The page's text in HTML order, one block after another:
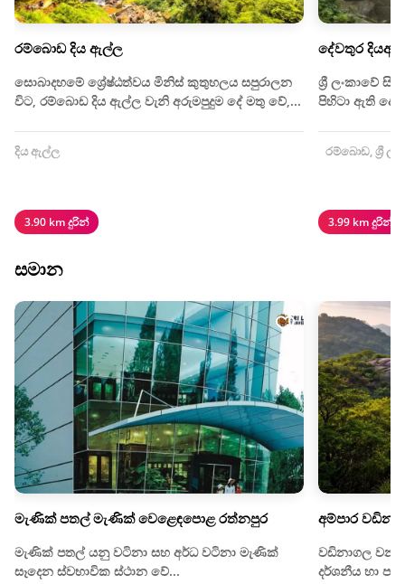
රම්බොඩ දිය ඇල්ල
සොබාදහමේ ශ්‍රේෂ්ඨත්වය මිනිස් කුතුහලය සපුරාලන
විට, රම්බොඩ දිය ඇල්ල වැනි අරුමපුදුම දේ මතු වේ,...
දිය ඇල්ල
3.90 km දුරින්
දේවතුර දියඇලි
ශ්‍රී ලංකාවේ
පිහිටා ඇති
රම්බොඩ, ශ්‍රී
3.99 km දුරින්
සමාන
මැණික් පතල් මැණික් වෙළෙඳපොළ රත්නපුර
මැණික් පතල් යනු වටිනා සහ අර්ධ වටිනා මැණික්
සෑදෙන ස්වභාවික ස්ථාන වේ...
අම්පාර
වඩිනාගල
දර්ශනීය හා